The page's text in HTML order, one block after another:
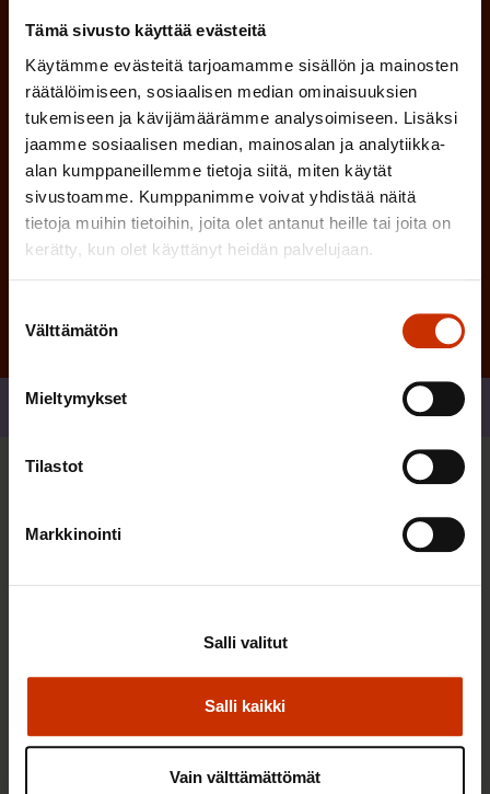
Tämä sivusto käyttää evästeitä
Käytämme evästeitä tarjoamamme sisällön ja mainosten
räätälöimiseen, sosiaalisen median ominaisuuksien
tukemiseen ja kävijämäärämme analysoimiseen. Lisäksi
jaamme sosiaalisen median, mainosalan ja analytiikka-
alan kumppaneillemme tietoja siitä, miten käytät
sivustoamme. Kumppanimme voivat yhdistää näitä
tietoja muihin tietoihin, joita olet antanut heille tai joita on
kerätty, kun olet käyttänyt heidän palvelujaan.
valinta
Välttämätön
Mieltymykset
Tilastot
Markkinointi
Salli kaikki
Salli valitut
Vain välttämättömät
Tilaa